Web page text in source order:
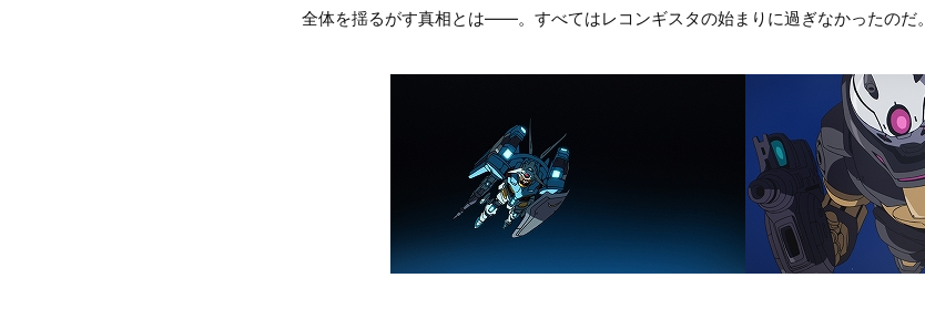
全体を揺るがす真相とは――。すべてはレコンギスタの始まりに過ぎなかったのだ。